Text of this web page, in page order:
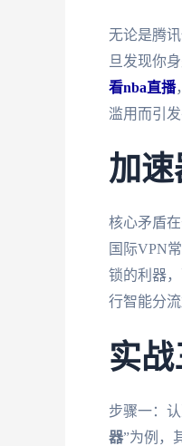
无论是腾
旦发现你
看nba直播
滥用而引
加
核心矛盾
国际VPN
锁的利器
行智能分流
实
步骤一：
器”为例，